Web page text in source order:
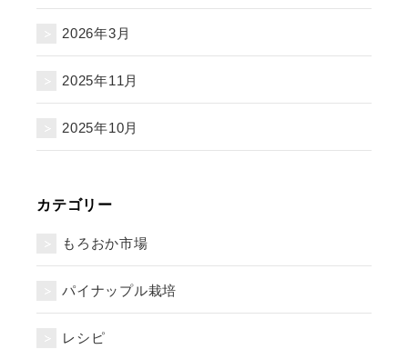
2026年3月
2025年11月
2025年10月
カテゴリー
もろおか市場
パイナップル栽培
レシピ